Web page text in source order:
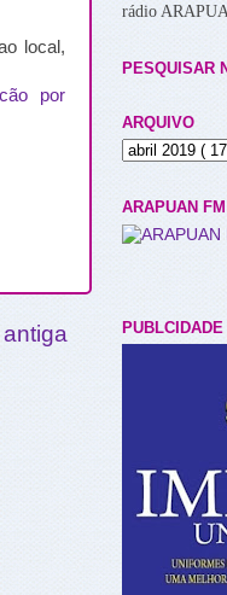
local,
por
rádio
PESQUISAR
ARQUIVO
ARAPUAN
PUBLCIDADE